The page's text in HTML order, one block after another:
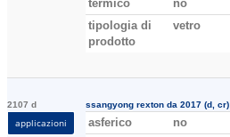
termico
no
tipologia di
prodotto
vetro
2107 d
applicazioni
ssangyong rexton da 2017 (d, cr)
asferico
no